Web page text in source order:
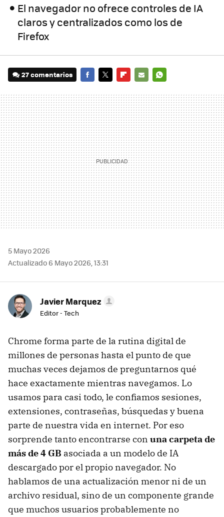
El navegador no ofrece controles de IA
claros y centralizados como los de
Firefox
27 comentarios
MAIL
5 Mayo 2026
Actualizado 6 Mayo 2026, 13:31
Javier Marquez
Editor - Tech
Chrome forma parte de la rutina digital de
millones de personas hasta el punto de que
muchas veces dejamos de preguntarnos qué
hace exactamente mientras navegamos. Lo
usamos para casi todo, le confiamos sesiones,
extensiones, contraseñas, búsquedas y buena
parte de nuestra vida en internet. Por eso
sorprende tanto encontrarse con una carpeta de
más de 4 GB asociada a un modelo de IA
descargado por el propio navegador. No
hablamos de una actualización menor ni de un
archivo residual, sino de un componente grande
que muchos usuarios probablemente no